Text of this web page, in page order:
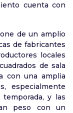
cuenta con
de un amplio
de fabricantes
locales
de sala
con una amplia
especialmente
y las
peso con un